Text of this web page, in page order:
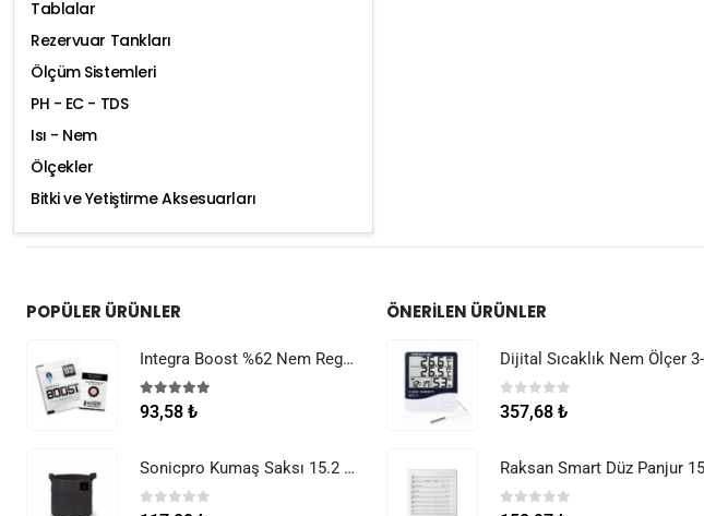
Tablalar
Rezervuar Tankları
Ölçüm Sistemleri
PH - EC - TDS
Isı - Nem
Ölçekler
Bitki ve Yetiştirme Aksesuarları
POPÜLER ÜRÜNLER
Integra Boost %62 Nem Regülatörü 8 g
5.005 üzerinden
93,58 ₺
Sonicpro Kumaş Saksı 15.2 Litre (4 Galon)
0 5 üzerinden
ÖNERILEN ÜRÜNLER
05 üzerinden
357,68 ₺
0 5 üzerinden